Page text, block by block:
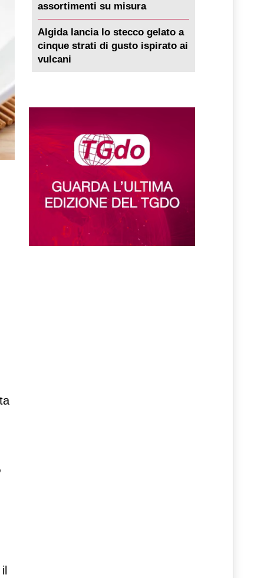
assortimenti su misura
Algida lancia lo stecco gelato a
cinque strati di gusto ispirato ai
vulcani